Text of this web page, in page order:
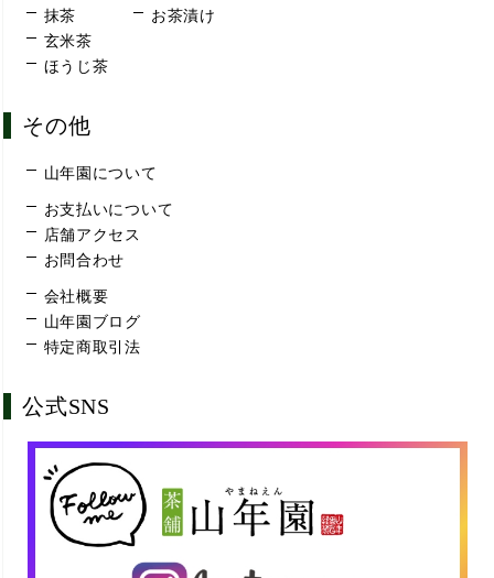
抹茶
玄米茶
ほうじ茶
お茶漬け
その他
山年園について
お支払いについて
店舗アクセス
お問合わせ
会社概要
山年園ブログ
特定商取引法
公式SNS